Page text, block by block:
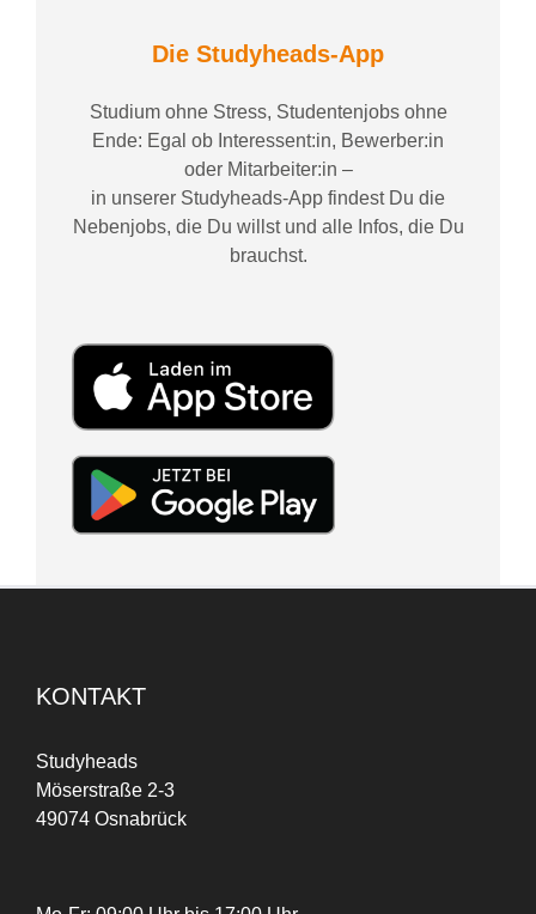
Die Studyheads-App
Studium ohne Stress, Studentenjobs ohne
Ende: Egal ob Interessent:in, Bewerber:in
oder Mitarbeiter:in –
in unserer Studyheads-App findest Du die
Nebenjobs, die Du willst und alle Infos, die Du
brauchst.
KONTAKT
Studyheads
Möserstraße 2-3
49074 Osnabrück